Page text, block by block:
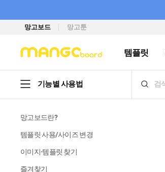
망고보드 망고툰
템플릿
기능별 사용법
망고보드란?
템플릿 사용/사이즈 변경
이미지·템플릿 찾기
즐겨찾기